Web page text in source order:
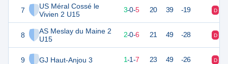
7
US Méral Cossé le
Vivien 2 U15
8
AS Meslay du Maine 2
U15
9 GJ Haut-Anjou 3
8 3-0-5 20 39 -19 D
5 9 2-0-6 21 49 -28 D
4 1-1-7 23 49 -26 D